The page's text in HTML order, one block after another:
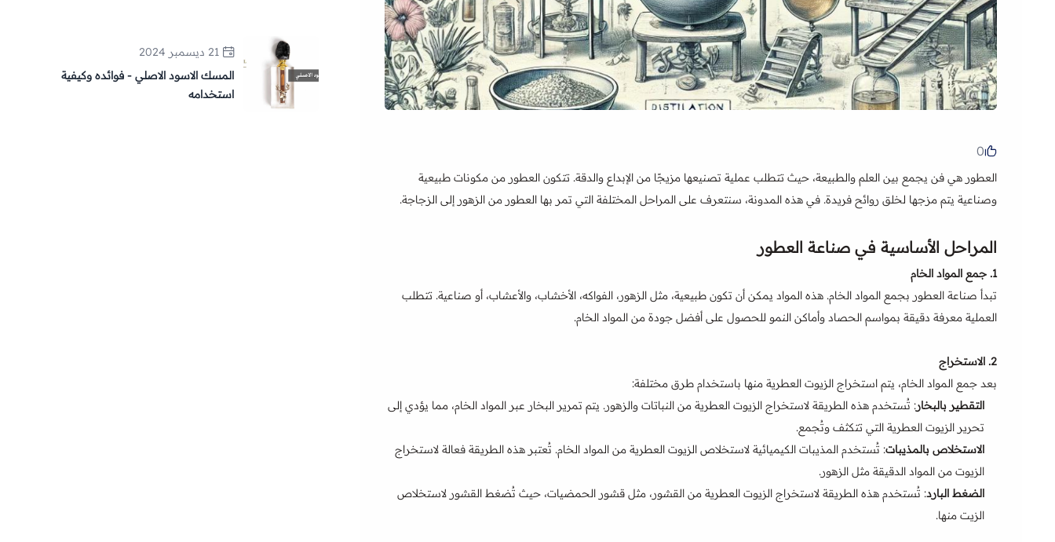
0
العطور هي فن يجمع بين العلم والطبيعة، حيث تتطلب عملية تصنيعها مزيجًا من الإبداع والدقة. تتكون العطور من مكونات طبيعية
وصناعية يتم مزجها لخلق روائح فريدة. في هذه المدونة، سنتعرف على المراحل المختلفة التي تمر بها العطور من الزهور إلى الزجاجة.
المراحل الأساسية في صناعة العطور
1. جمع المواد الخام
تبدأ صناعة العطور بجمع المواد الخام. هذه المواد يمكن أن تكون طبيعية، مثل الزهور، الفواكه، الأخشاب، والأعشاب، أو صناعية. تتطلب
العملية معرفة دقيقة بمواسم الحصاد وأماكن النمو للحصول على أفضل جودة من المواد الخام.
2. الاستخراج
بعد جمع المواد الخام، يتم استخراج الزيوت العطرية منها باستخدام طرق مختلفة:
التقطير بالبخار: تُستخدم هذه الطريقة لاستخراج الزيوت العطرية من النباتات والزهور. يتم تمرير البخار عبر المواد الخام، مما يؤدي إلى
تحرير الزيوت العطرية التي تتكثف وتُجمع.
الاستخلاص بالمذيبات: تُستخدم المذيبات الكيميائية لاستخلاص الزيوت العطرية من المواد الخام. تُعتبر هذه الطريقة فعالة لاستخراج
الزيوت من المواد الدقيقة مثل الزهور.
الضغط البارد: تُستخدم هذه الطريقة لاستخراج الزيوت العطرية من القشور، مثل قشور الحمضيات، حيث تُضغط القشور لاستخلاص
الزيت منها.
21 ديسمبر 2024
المسك الاسود الاصلي - فوائده وكيفية
استخدامه